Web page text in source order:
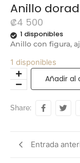
Anillo
₡4 500
1 disponibles
Anillo con figura,
1 disponibles
Añadir al
Share:
Entrada